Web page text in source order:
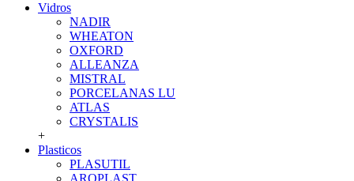
Vidros
NADIR
WHEATON
OXFORD
ALLEANZA
MISTRAL
PORCELANAS LU
ATLAS
CRYSTALIS
+
Plasticos
PLASUTIL
ARQPLAST